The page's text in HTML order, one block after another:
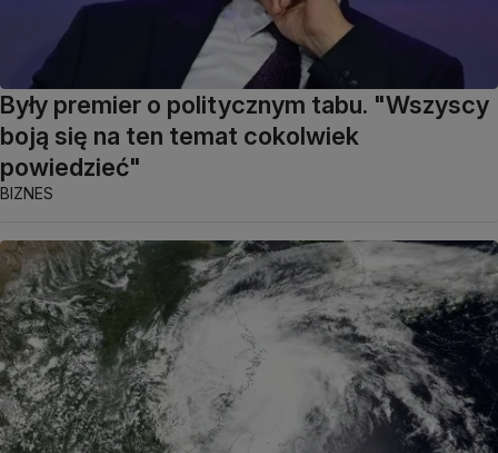
Były premier o politycznym tabu. "Wszyscy
boją się na ten temat cokolwiek
powiedzieć"
BIZNES